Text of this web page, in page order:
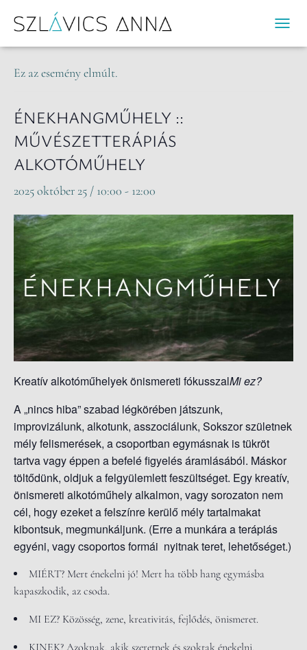
A
/
K
I
« Összes Események
Ez az esemény elmúlt.
ÉNEKHANGMŰHELY ::
MŰVÉSZETTERÁPIÁS
ALKOTÓMŰHELY
2025 október 25 / 10:00 - 12:00
Kreatív alkotóműhelyek önismereti fókusszalMi ez?
A „nincs hiba” szabad légkörében játszunk,
improvizálunk, alkotunk, asszociálunk, Sokszor születnek
mély felismerések, a csoportban egymásnak is tükröt
tartva vagy éppen a befelé figyelés áramlásából. Máskor
töltődünk, oldjuk a felgyülemlett feszültséget. Egy kreatív,
önismereti alkotóműhely alkalmon, vagy sorozaton nem
cél, hogy ezeket a felszínre kerülő mély tartalmakat
kibontsuk, megmunkáljunk. (Erre a munkára a terápiás
egyéni, vagy csoportos formái nyitnak teret, lehetőséget.)
MIÉRT? Mert énekelni jó! Mert ha több hang egymásba
kapaszkodik, az csoda.
MI EZ? Közösség, zene, kreativitás, fejlődés, önismeret.
KINEK? Azoknak, akik szeretnek és szoktak énekelni.